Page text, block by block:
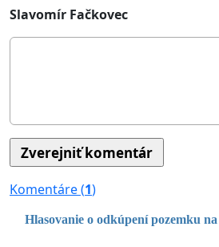
Slavomír Fačkovec
Komentáre (1)
Hlasovanie o odkúpení pozemku